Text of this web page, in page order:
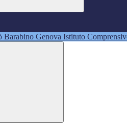
Istituto